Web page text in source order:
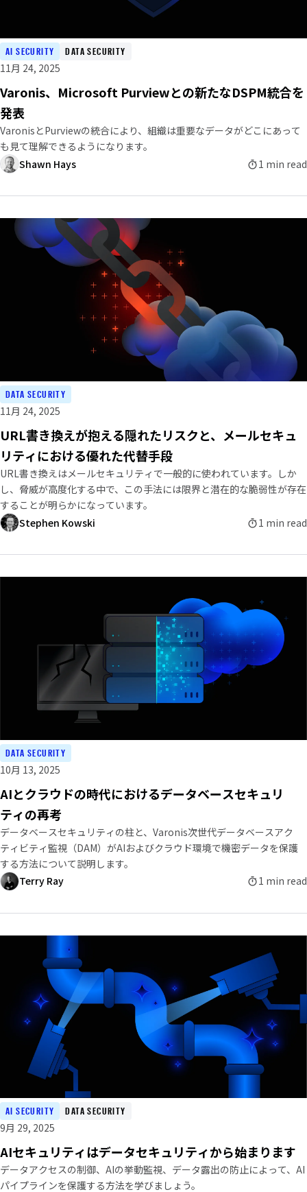
AI SECURITY DATA SECURITY
11月 24, 2025
Varonis、Microsoft Purviewとの新たなDSPM統合を
発表
VaronisとPurviewの統合により、組織は重要なデータがどこにあって
も見て理解できるようになります。
Shawn Hays
1 min read
DATA SECURITY
11月 24, 2025
URL書き換えが抱える隠れたリスクと、メールセキュ
リティにおける優れた代替手段
URL書き換えはメールセキュリティで一般的に使われています。しか
し、脅威が高度化する中で、この手法には限界と潜在的な脆弱性が存在
することが明らかになっています。
Stephen Kowski
1 min read
DATA SECURITY
10月 13, 2025
AIとクラウドの時代におけるデータベースセキュリ
ティの再考
データベースセキュリティの柱と、Varonis次世代データベースアク
ティビティ監視（DAM）がAIおよびクラウド環境で機密データを保護
する方法について説明します。
Terry Ray
1 min read
AI SECURITY DATA SECURITY
9月 29, 2025
AIセキュリティはデータセキュリティから始まります
データアクセスの制御、AIの挙動監視、データ露出の防止によって、AI
パイプラインを保護する方法を学びましょう。